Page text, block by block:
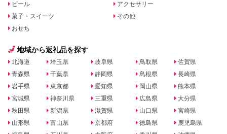
ビール
菓子・スイーツ
おせち
アクセサリー
その他
地域から返礼品を探す
北海道
青森県
岩手県
宮城県
秋田県
山形県
埼玉県
千葉県
東京都
神奈川県
新潟県
富山県
岐阜県
静岡県
愛知県
三重県
滋賀県
京都府
鳥取県
島根県
岡山県
広島県
山口県
徳島県
佐賀県
長崎県
熊本県
大分県
宮崎県
鹿児島県